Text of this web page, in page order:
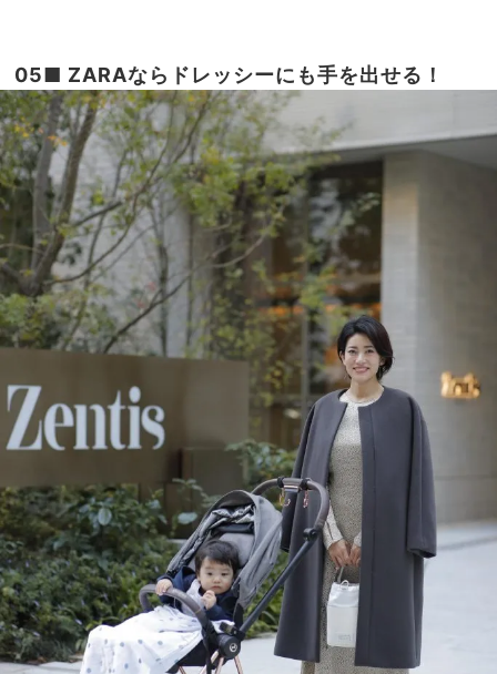
05■ ZARAならドレッシーにも手を出せる！